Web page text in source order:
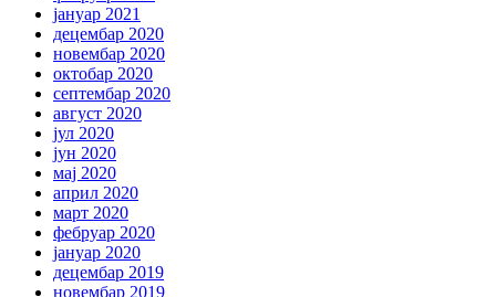
јануар 2021
децембар 2020
новембар 2020
октобар 2020
септембар 2020
август 2020
јул 2020
јун 2020
мај 2020
април 2020
март 2020
фебруар 2020
јануар 2020
децембар 2019
новембар 2019